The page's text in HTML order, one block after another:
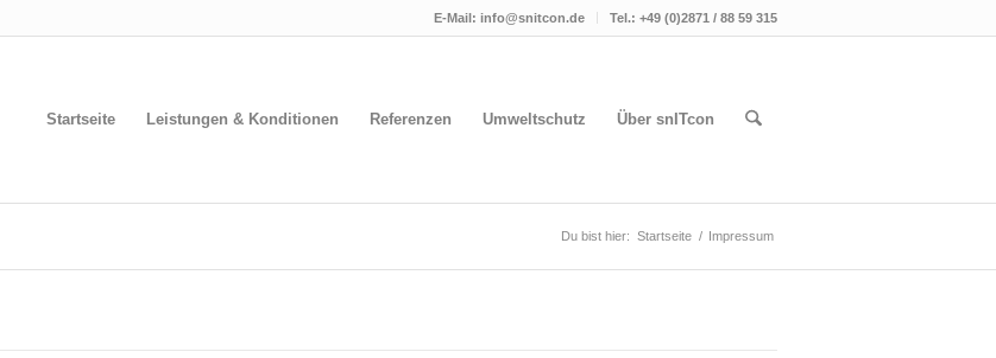
E-Mail: info@snitcon.de Tel.: +49 (0)2871 / 88 59 315
Startseite Leistungen & Konditionen Referenzen Umweltschutz Über snITcon
Du bist hier: Startseite / Impressum